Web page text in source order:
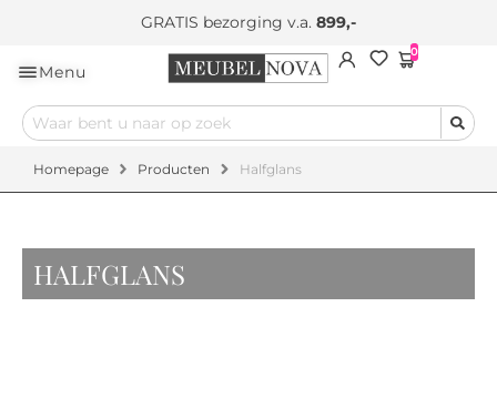
GRATIS bezorging v.a. 899,-
Menu
0
Homepage Producten Halfglans
HALFGLANS